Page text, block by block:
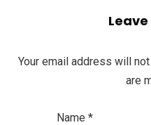
Your email address will
are
Name *